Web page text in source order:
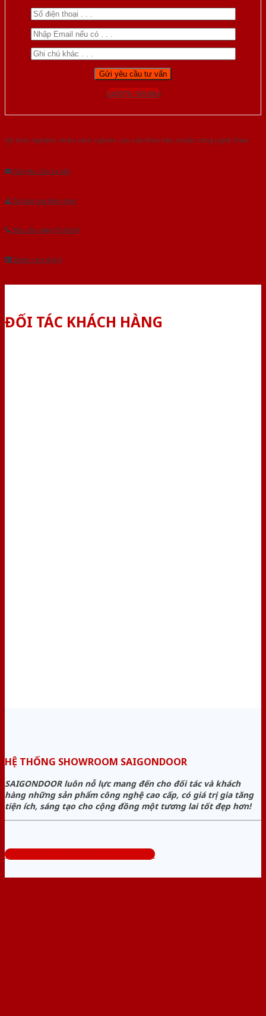
Gọi 0976.169.864
Với kinh nghiệm nhiêu năm nghiên cứu cửa theo tiêu chuẩn công nghệ Châu
Gửi yêu cầu tư vấn
Tải báo giá tổng hợp
Yêu cầu gọi lại (3 phút)
Dành cho đại lý
ĐỐI TÁC KHÁCH HÀNG
HỆ THỐNG SHOWROOM SAIGONDOOR
SAIGONDOOR luôn nỗ lực mang đến cho đối tác và khách
hàng những sản phẩm công nghệ cao cấp, có giá trị gia tăng
tiện ích, sáng tạo cho cộng đồng một tương lai tốt đẹp hơn!
Tổng đài tư vấn miễn phí: 0824.400.400